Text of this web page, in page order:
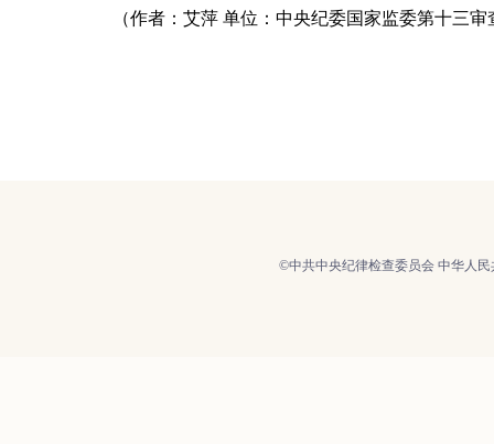
（作者：艾萍 单位：中央纪委国家监委第十三审
©中共中央纪律检查委员会 中华人